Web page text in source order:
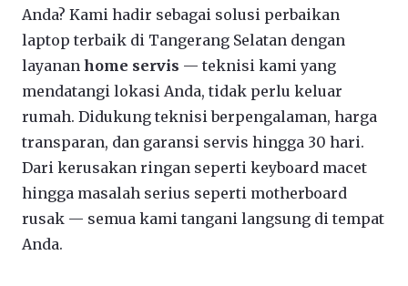
Anda? Kami hadir sebagai solusi perbaikan
laptop terbaik di Tangerang Selatan dengan
layanan home servis — teknisi kami yang
mendatangi lokasi Anda, tidak perlu keluar
rumah. Didukung teknisi berpengalaman, harga
transparan, dan garansi servis hingga 30 hari.
Dari kerusakan ringan seperti keyboard macet
hingga masalah serius seperti motherboard
rusak — semua kami tangani langsung di tempat
Anda.